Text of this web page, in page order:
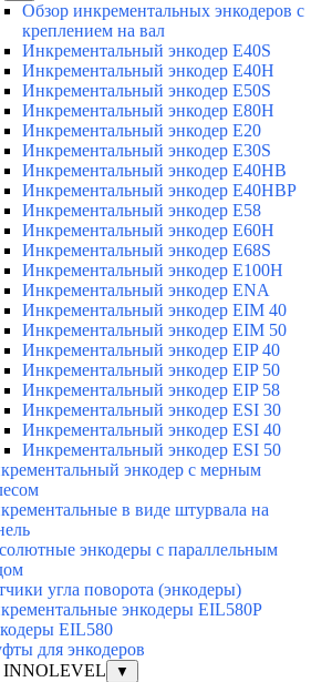
Обзор инкрементальных энкодеров с
креплением на вал
Инкрементальный энкодер E40S
Инкрементальный энкодер E40H
Инкрементальный энкодер E50S
Инкрементальный энкодер E80H
Инкрементальный энкодер E20
Инкрементальный энкодер E30S
Инкрементальный энкодер E40HB
Инкрементальный энкодер E40HBP
Инкрементальный энкодер E58
Инкрементальный энкодер E60H
Инкрементальный энкодер E68S
Инкрементальный энкодер E100H
Инкрементальный энкодер ENA
Инкрементальный энкодер EIM 40
Инкрементальный энкодер EIM 50
Инкрементальный энкодер EIP 40
Инкрементальный энкодер EIP 50
Инкрементальный энкодер EIP 58
Инкрементальный энкодер ESI 30
Инкрементальный энкодер ESI 40
Инкрементальный энкодер ESI 50
энкодер с мерным
в виде штурвала на
энкодеры с параллельным
угла поворота (энкодеры)
энкодеры EIL580P
EIL580
для энкодеров
INNOLEVEL
▼